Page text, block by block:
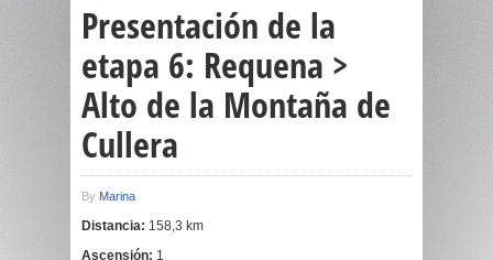
Presentación de la
etapa 6: Requena >
Alto de la Montaña de
Cullera
By Marina
Distancia: 158,3 km
Ascensión: 1